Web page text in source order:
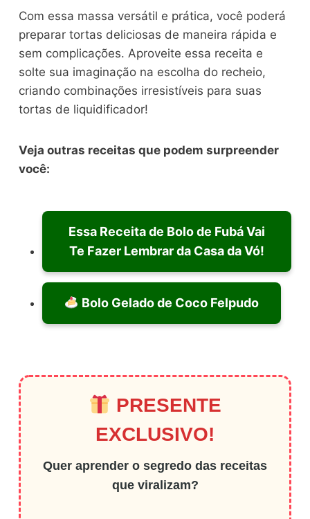
Com essa massa versátil e prática, você poderá
preparar tortas deliciosas de maneira rápida e
sem complicações. Aproveite essa receita e
solte sua imaginação na escolha do recheio,
criando combinações irresistíveis para suas
tortas de liquidificador!
Veja outras receitas que podem surpreender
você:
Essa Receita de Bolo de Fubá Vai
Te Fazer Lembrar da Casa da Vó!
Bolo Gelado de Coco Felpudo
PRESENTE
EXCLUSIVO!
Quer aprender o segredo das receitas
que viralizam?